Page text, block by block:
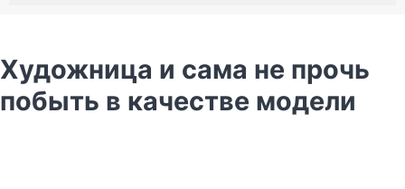
Художница и сама не прочь
побыть в качестве модели